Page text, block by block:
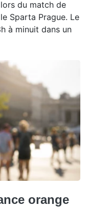
du match de
Sparta Prague. Le
à minuit dans un
orange